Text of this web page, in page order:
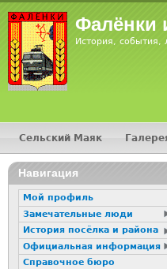
Фалёнки
История, события,
Главное меню
Сельский Маяк
16+
Навигация
Мой профиль
Замечательные люди
История посёлка и района
Официальная информация
Справочное бюро